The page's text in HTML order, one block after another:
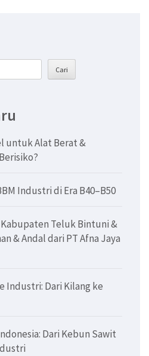
Cari
untuk Alat Berat &
Industri di Era B40–B50
Teluk Bintuni &
& Andal dari PT Afna Jaya
Industri: Dari Kilang ke
Dari Kebun Sawit